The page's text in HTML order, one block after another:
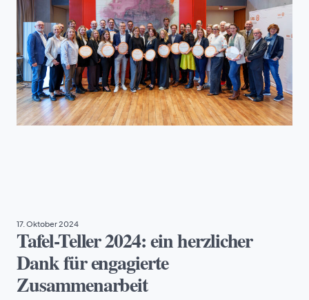
17. Oktober 2024
Tafel-Teller 2024: ein herzlicher
Dank für engagierte
Zusammenarbeit